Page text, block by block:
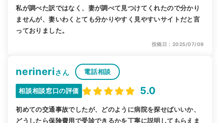
私が調べた訳ではなく、妻が調べて見つけてくれたので分かり
ませんが、妻いわくとても分かりやすく見やすいサイトだと言
っておりました。
投稿日：2025/07/09
nerineriさん 電話相談
相談相談窓口の評価 5.0
初めての交通事故でしたが、どのように病院を探せばいいか、
どうしたら保険費用で受診できるかを丁寧に説明してもらえま